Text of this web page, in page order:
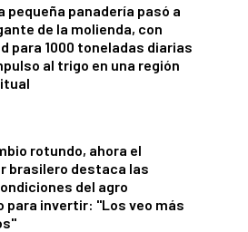
pequeña panadería pasó a
de la molienda, con
para 1000 toneladas diarias
al trigo en una región
rotundo, ahora el
brasilero destaca las
del agro
para invertir: "Los veo más